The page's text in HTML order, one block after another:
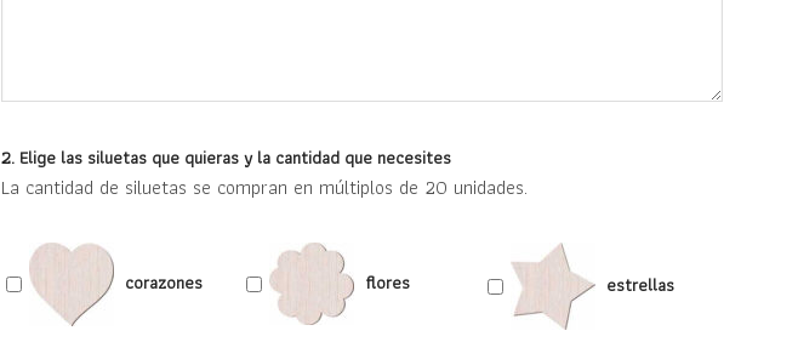
2. Elige las siluetas que quieras y la cantidad que necesites
La cantidad de siluetas se compran en múltiplos de 20 unidades.
corazones flores estrellas